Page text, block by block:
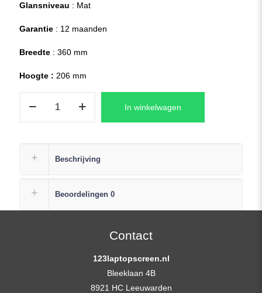
Glansniveau : Mat
Garantie : 12 maanden
Breedte : 360 mm
Hoogte : 206 mm
PROBOOK
Laptop
In winkelwagen
Beschrijving
Beoordelingen 0
Contact
123laptopscreen.nl
Bleeklaan 4B
8921 HC Leeuwarden